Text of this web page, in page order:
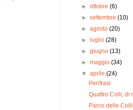
►ottobre(6)
►settembre(10)
►agosto(20)
►
luglio(28)
►giugno(13)
►maggio(34)
▼aprile(24)
Perifrasi
Quattro Colli, di
Parco delle